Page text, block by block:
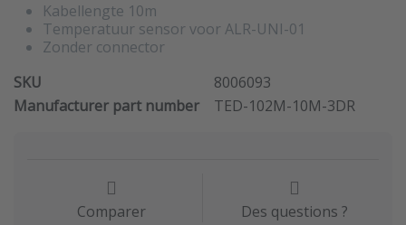
Kabellengte 10m
Temperatuur sensor voor ALR-UNI-01
Zonder connector
SKU
8006093
Manufacturer part number
TED-102M-10M-3DR
Comparer Des questions ?